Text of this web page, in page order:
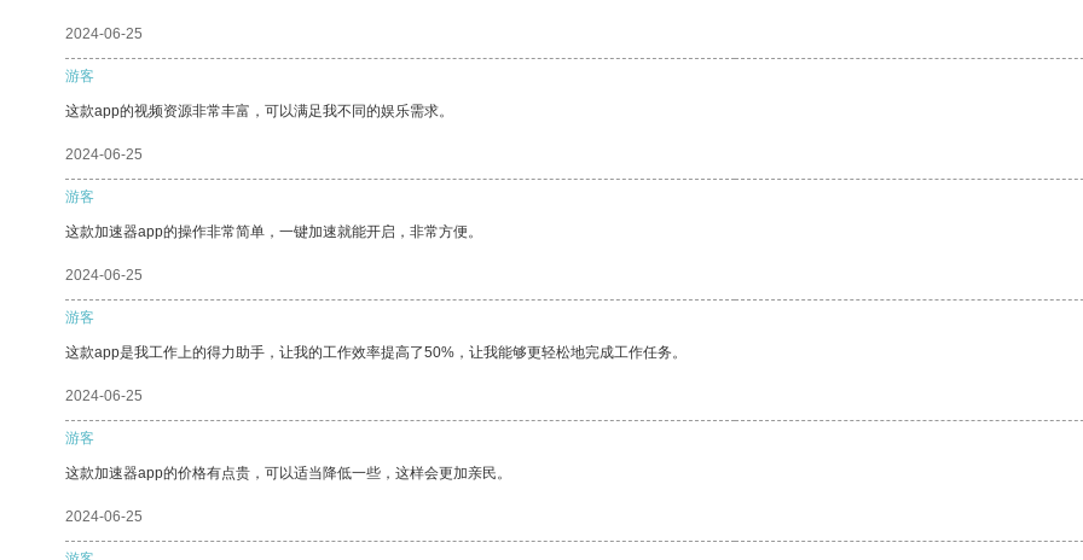
2024-06-25
游客
这款app的视频资源非常丰富，可以满足我不同的娱乐需求。
2024-06-25
游客
这款加速器app的操作非常简单，一键加速就能开启，非常方便。
2024-06-25
游客
这款app是我工作上的得力助手，让我的工作效率提高了50%，让我能够更轻松地完成工作任务。
2024-06-25
游客
这款加速器app的价格有点贵，可以适当降低一些，这样会更加亲民。
2024-06-25